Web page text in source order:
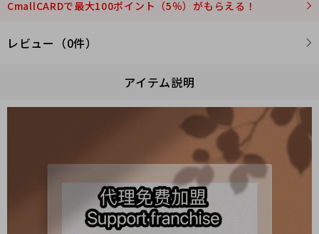
CmallCARDで最大100ポイント（5％）がもらえる！
レビュー（0件）
アイテム説明